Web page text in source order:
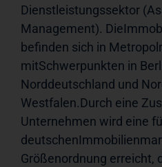
Dienstleistungssektor
Management).
befinden sich in
mitSchwerpunkten in
Norddeutschland und
Westfalen.Durch eine
Unternehmen wird eine
Größenordnung erreicht,